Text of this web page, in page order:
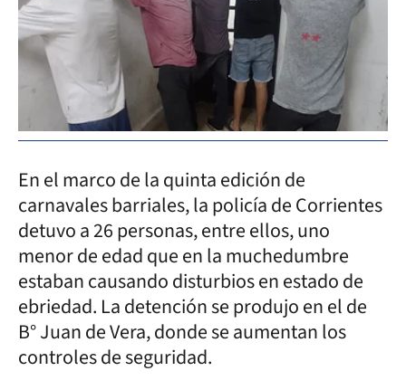
En el marco de la quinta edición de
carnavales barriales, la policía de Corrientes
detuvo a 26 personas, entre ellos, uno
menor de edad que en la muchedumbre
estaban causando disturbios en estado de
ebriedad. La detención se produjo en el de
B° Juan de Vera, donde se aumentan los
controles de seguridad.